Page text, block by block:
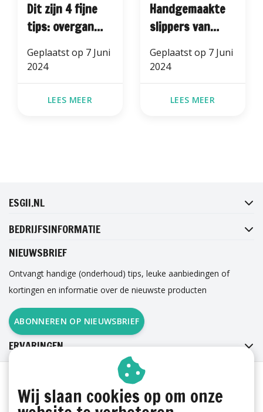
Dit zijn 4 fijne
tips: overgang
naar herfst
Geplaatst op 7 Juni
2024
LEES MEER
Handgemaakte
slippers van
esgii
Geplaatst op 7 Juni
2024
LEES MEER
ESGII.NL
BEDRIJFSINFORMATIE
NIEUWSBRIEF
Ontvangt handige (onderhoud) tips, leuke aanbiedingen of
kortingen en informatie over de nieuwste producten
ABONNEREN OP NIEUWSBRIEF
ERVARINGEN
Wij slaan cookies op om onze